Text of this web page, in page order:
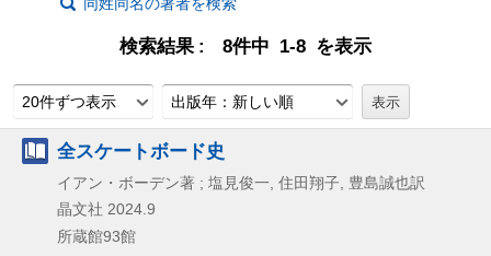
検索結果 8件中 1-8 を表示
20件ずつ表示 出版年：新しい順
全スケートボード史
イアン・ボーデン著 ; 塩見俊一, 住田翔子, 豊島誠也訳
晶文社 2024.9
所蔵館93館